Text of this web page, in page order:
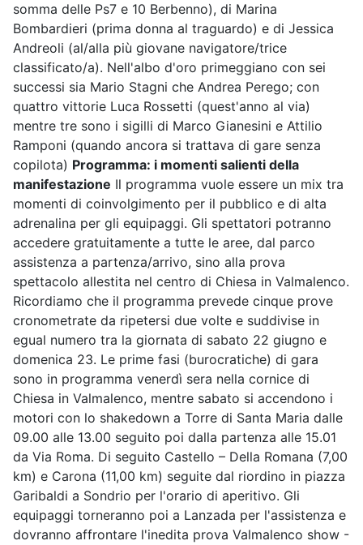
somma delle Ps7 e 10 Berbenno), di Marina
Bombardieri (prima donna al traguardo) e di Jessica
Andreoli (al/alla più giovane navigatore/trice
classificato/a). Nell'albo d'oro primeggiano con sei
successi sia Mario Stagni che Andrea Perego; con
quattro vittorie Luca Rossetti (quest'anno al via)
mentre tre sono i sigilli di Marco Gianesini e Attilio
Ramponi (quando ancora si trattava di gare senza
copilota) Programma: i momenti salienti della
manifestazione Il programma vuole essere un mix tra
momenti di coinvolgimento per il pubblico e di alta
adrenalina per gli equipaggi. Gli spettatori potranno
accedere gratuitamente a tutte le aree, dal parco
assistenza a partenza/arrivo, sino alla prova
spettacolo allestita nel centro di Chiesa in Valmalenco.
Ricordiamo che il programma prevede cinque prove
cronometrate da ripetersi due volte e suddivise in
egual numero tra la giornata di sabato 22 giugno e
domenica 23. Le prime fasi (burocratiche) di gara
sono in programma venerdì sera nella cornice di
Chiesa in Valmalenco, mentre sabato si accendono i
motori con lo shakedown a Torre di Santa Maria dalle
09.00 alle 13.00 seguito poi dalla partenza alle 15.01
da Via Roma. Di seguito Castello – Della Romana (7,00
km) e Carona (11,00 km) seguite dal riordino in piazza
Garibaldi a Sondrio per l'orario di aperitivo. Gli
equipaggi torneranno poi a Lanzada per l'assistenza e
dovranno affrontare l'inedita prova Valmalenco show -